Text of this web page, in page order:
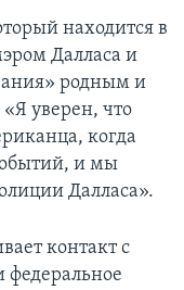
находится в
Далласа и
родным и
уверен, что
когда
и мы
Далласа».
контакт с